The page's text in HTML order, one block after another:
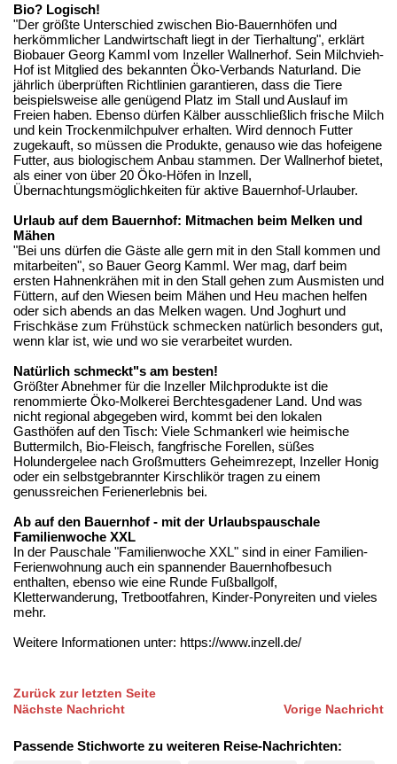
Bio? Logisch!
"Der größte Unterschied zwischen Bio-Bauernhöfen und
herkömmlicher Landwirtschaft liegt in der Tierhaltung", erklärt
Biobauer Georg Kamml vom Inzeller Wallnerhof. Sein Milchvieh-
Hof ist Mitglied des bekannten Öko-Verbands Naturland. Die
jährlich überprüften Richtlinien garantieren, dass die Tiere
beispielsweise alle genügend Platz im Stall und Auslauf im
Freien haben. Ebenso dürfen Kälber ausschließlich frische Milch
und kein Trockenmilchpulver erhalten. Wird dennoch Futter
zugekauft, so müssen die Produkte, genauso wie das hofeigene
Futter, aus biologischem Anbau stammen. Der Wallnerhof bietet,
als einer von über 20 Öko-Höfen in Inzell,
Übernachtungsmöglichkeiten für aktive Bauernhof-Urlauber.
Urlaub auf dem Bauernhof: Mitmachen beim Melken und
Mähen
"Bei uns dürfen die Gäste alle gern mit in den Stall kommen und
mitarbeiten", so Bauer Georg Kamml. Wer mag, darf beim
ersten Hahnenkrähen mit in den Stall gehen zum Ausmisten und
Füttern, auf den Wiesen beim Mähen und Heu machen helfen
oder sich abends an das Melken wagen. Und Joghurt und
Frischkäse zum Frühstück schmecken natürlich besonders gut,
wenn klar ist, wie und wo sie verarbeitet wurden.
Natürlich schmeckt"s am besten!
Größter Abnehmer für die Inzeller Milchprodukte ist die
renommierte Öko-Molkerei Berchtesgadener Land. Und was
nicht regional abgegeben wird, kommt bei den lokalen
Gasthöfen auf den Tisch: Viele Schmankerl wie heimische
Buttermilch, Bio-Fleisch, fangfrische Forellen, süßes
Holundergelee nach Großmutters Geheimrezept, Inzeller Honig
oder ein selbstgebrannter Kirschlikör tragen zu einem
genussreichen Ferienerlebnis bei.
Ab auf den Bauernhof - mit der Urlaubspauschale
Familienwoche XXL
In der Pauschale "Familienwoche XXL" sind in einer Familien-
Ferienwohnung auch ein spannender Bauernhofbesuch
enthalten, ebenso wie eine Runde Fußballgolf,
Kletterwanderung, Tretbootfahren, Kinder-Ponyreiten und vieles
mehr.
Weitere Informationen unter: https://www.inzell.de/
Zurück zur letzten Seite
Nächste Nachricht
Vorige Nachricht
Passende Stichworte zu weiteren Reise-Nachrichten: